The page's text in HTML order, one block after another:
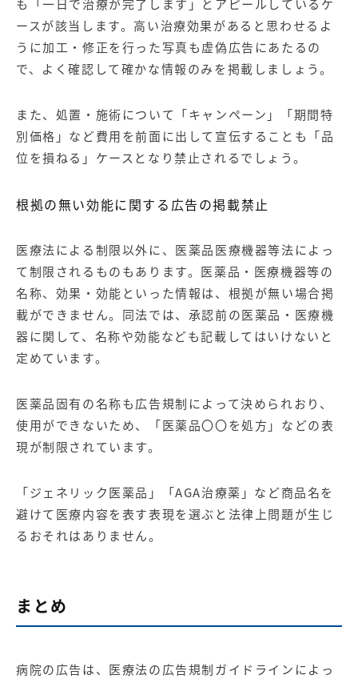
も「一日で治療が完了します」とアピールしているケ
ースが該当します。高い治療効果があると思わせるよ
うに加工・修正を行った写真も虚偽広告にあたるの
で、よく確認して確かな情報のみを掲載しましょう。
また、処置・施術について「キャンペーン」「期間特
別価格」など費用を前面に出して宣伝することも「品
位を損ねる」ケースとなり禁止されるでしょう。
根拠の無い効能に関する広告の掲載禁止
医療法による制限以外に、医薬品医療機器等法によっ
て制限されるものもあります。医薬品・医療機器等の
名称、効果・効能といった情報は、根拠が無い場合掲
載ができません。同法では、承認前の医薬品・医療機
器に関して、名称や効能なども記載してはいけないと
定めています。
医薬品固有の名称も広告規制によって決められおり、
使用ができないため、「医薬品〇〇を処方」などの表
現が制限されています。
「ジェネリック医薬品」「AGA治療薬」など商品名を
避けて医療内容を表す表現を選ぶと法律上問題が生じ
るおそれはありません。
まとめ
病院の広告は、医療法の広告規制ガイドラインによっ